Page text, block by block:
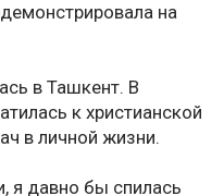
на
в Ташкент. В
к христианской
в личной жизни.
я давно бы спилась